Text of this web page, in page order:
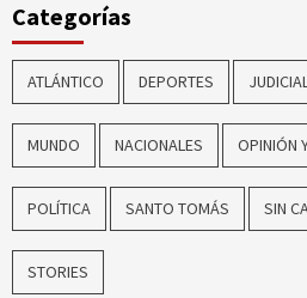
Categorías
ATLÁNTICO DEPORTES
MUNDO NACIONALES OPINIÓN
POLÍTICA SANTO TOMÁS SIN
STORIES